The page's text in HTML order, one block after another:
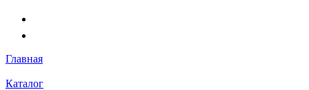
Главная
Каталог